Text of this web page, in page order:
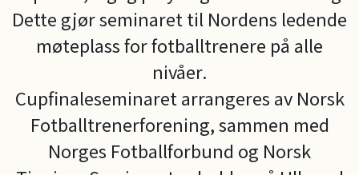
Dette gjør seminaret til Nordens ledende
møteplass for fotballtrenere på alle
nivåer.
Cupfinaleseminaret arrangeres av Norsk
Fotballtrenerforening, sammen med
Norges Fotballforbund og Norsk